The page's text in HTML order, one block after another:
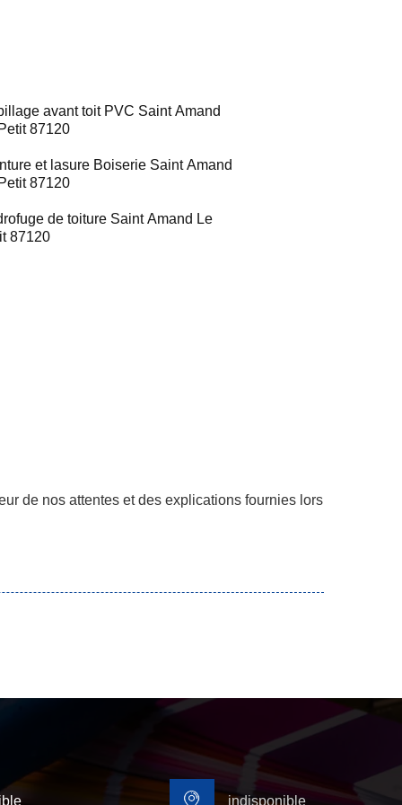
avant toit PVC Saint Amand
87120
et lasure Boiserie Saint Amand
87120
de toiture Saint Amand Le
87120
de nos attentes et des explications fournies lors
indisponible